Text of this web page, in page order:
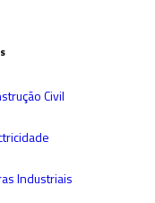
Civil
Industriais